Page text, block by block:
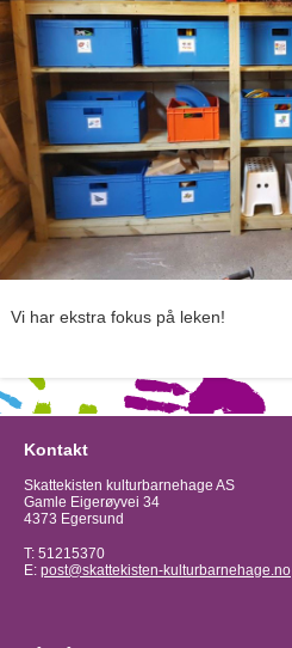
Vi har ekstra fokus på leken!
Kontakt
Skattekisten kulturbarnehage AS
Gamle Eigerøyvei 34
4373 Egersund
T: 51215370
E: post@skattekisten-kulturbarnehage.no